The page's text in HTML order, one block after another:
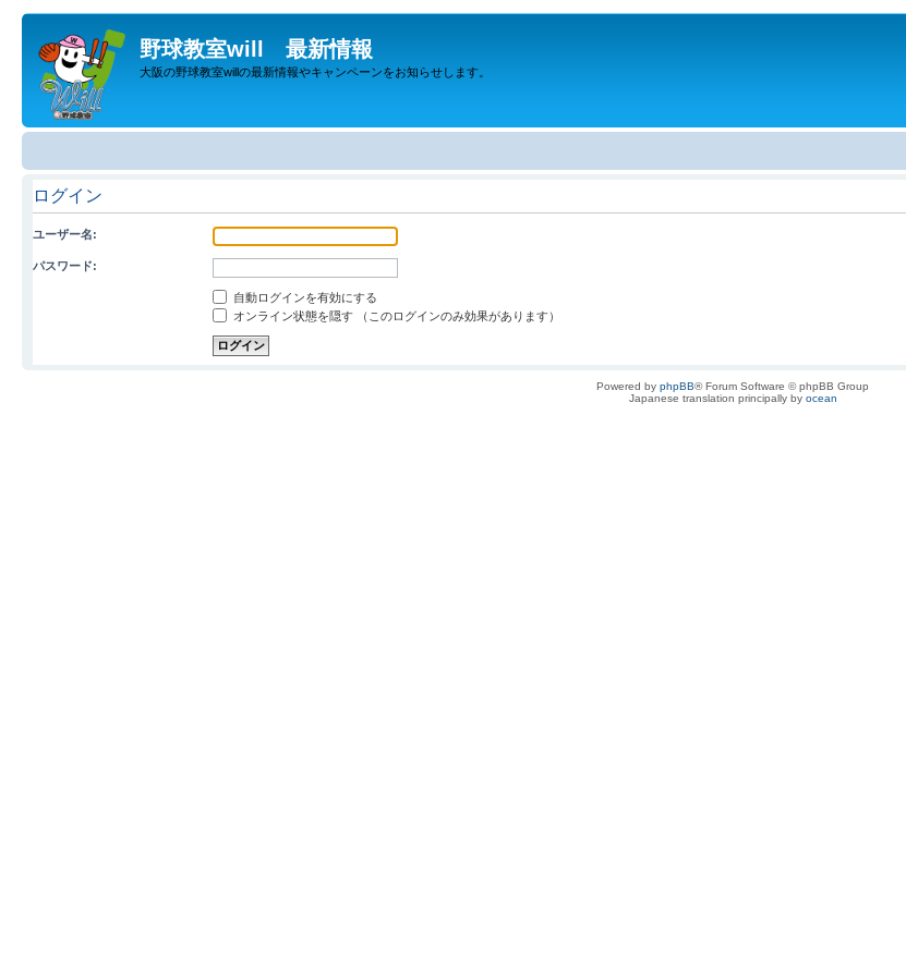
野球教室will 最新情報
大阪の野球教室willの最新情報やキャンペーンをお知らせします。
ログイン
ユーザー名:
パスワード:
自動ログインを有効にする
オンライン状態を隠す （このログインのみ効果があります）
Powered by phpBB® Forum Software © phpBB Group
Japanese translation principally by ocean